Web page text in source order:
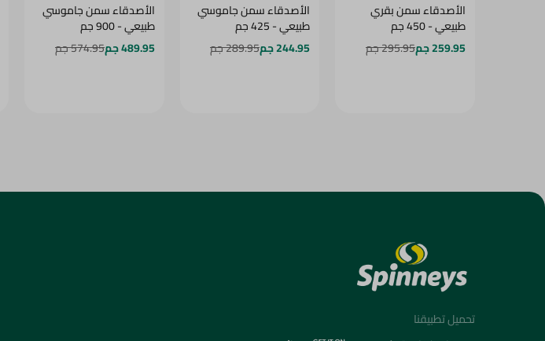
الأصدقاء سمن بقري
طبيعي - 450 جم
259.95 جم
295.95 جم
الأصدقاء سمن جاموسي
طبيعي - 425 جم
244.95 جم
289.95 جم
الأصدقاء سمن جاموسي
طبيعي - 900 جم
489.95 جم
574.95 جم
تحميل تطبيقنا